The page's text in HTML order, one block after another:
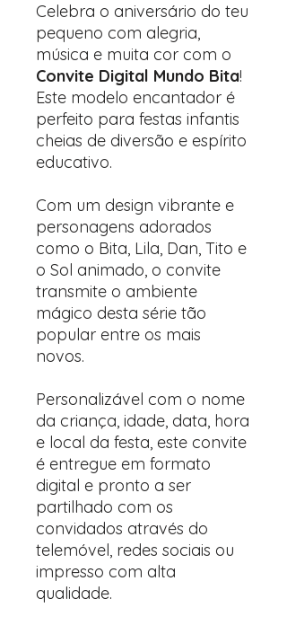
Celebra o aniversário do teu
pequeno com alegria,
música e muita cor com o
Convite Digital Mundo Bita!
Este modelo encantador é
perfeito para festas infantis
cheias de diversão e espírito
educativo.
Com um design vibrante e
personagens adorados
como o Bita, Lila, Dan, Tito e
o Sol animado, o convite
transmite o ambiente
mágico desta série tão
popular entre os mais
novos.
Personalizável com o nome
da criança, idade, data, hora
e local da festa, este convite
é entregue em formato
digital e pronto a ser
partilhado com os
convidados através do
telemóvel, redes sociais ou
impresso com alta
qualidade.